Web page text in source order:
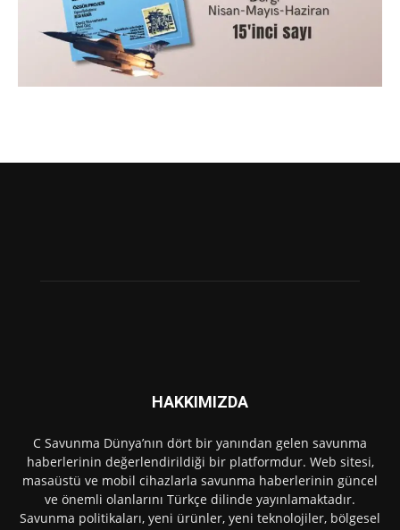
HAKKIMIZDA
C Savunma Dünya’nın dört bir yanından gelen savunma
haberlerinin değerlendirildiği bir platformdur. Web sitesi,
masaüstü ve mobil cihazlarla savunma haberlerinin güncel
ve önemli olanlarını Türkçe dilinde yayınlamaktadır.
Savunma politikaları, yeni ürünler, yeni teknolojiler, bölgesel